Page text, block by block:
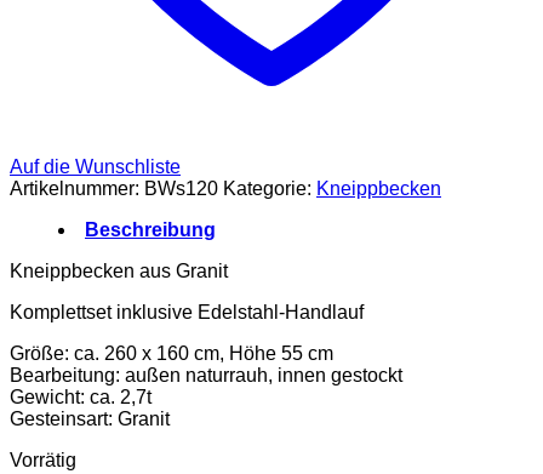
Auf die Wunschliste
Artikelnummer: BWs120 Kategorie: Kneippbecken
Beschreibung
Kneippbecken aus Granit
Komplettset inklusive Edelstahl-Handlauf
Größe: ca. 260 x 160 cm, Höhe 55 cm
Bearbeitung: außen naturrauh, innen gestockt
Gewicht: ca. 2,7t
Gesteinsart: Granit
Vorrätig